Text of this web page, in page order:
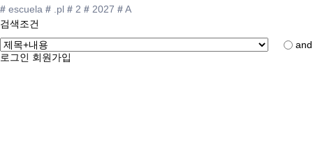
# escuela # .pl # 2 # 2027 #A
검색조건
and
로그인 회원가입